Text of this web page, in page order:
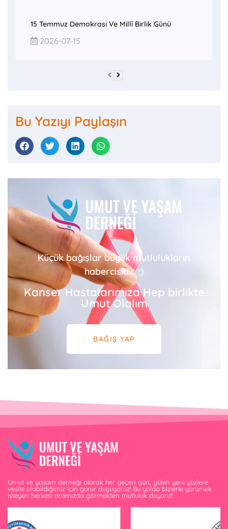
15 Temmuz Demokrasi Ve Millî Birlik Günü
2026-07-15
Bu Yazıyı Paylaşın
Küçük bağışlar büyük mutlulukların
habercisidir. :)
Kanser Hastalarımıza Hep birlikte
Umut Olalım
BAĞIŞ YAP
Umut ve yaşam derneği olarak her geçen gün, gülen yeni yüzlere
vesile olabildiğimiz için gurur duyuyoruz! Bu yolda bizlerle yürümek
isteyen herkesi aramızda görmekten mutluluk duyarız!